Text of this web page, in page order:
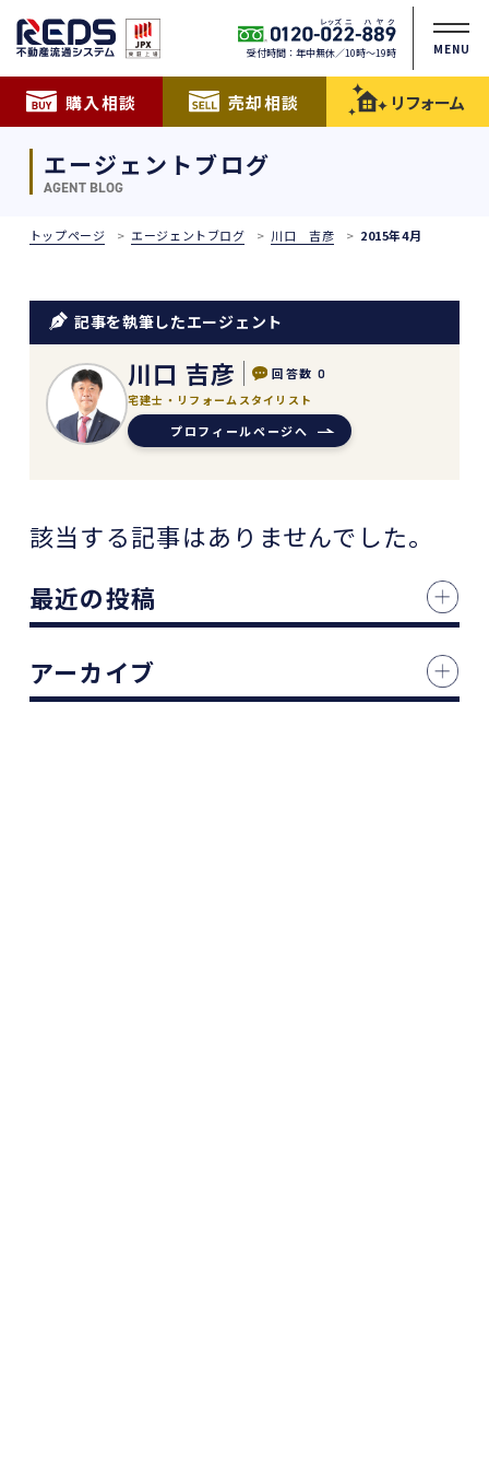
受付時間：年中無休／10時〜19時 MENU
購入相談 売却相談 リフォーム
エージェントブログ
AGENT BLOG
トップページ エージェントブログ 川口 吉彦 2015年4月
記事を執筆したエージェント
川口 吉彦 回答数 0
宅建士・リフォームスタイリスト
プロフィールページへ
該当する記事はありませんでした。
最近の投稿
アーカイブ